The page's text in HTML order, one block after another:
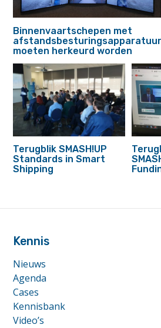
Binnenvaartschepen met
afstandsbesturingsapparatuur
moeten herkeurd worden
Terugblik SMASH!UP
Standards in Smart
Shipping
Kennis
Nieuws
Agenda
Cases
Kennisbank
Video’s